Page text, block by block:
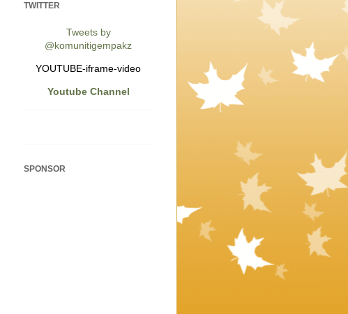
TWITTER
Tweets by
@komunitigempakz
YOUTUBE-iframe-video
Youtube Channel
SPONSOR